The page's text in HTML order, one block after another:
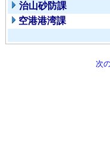
治山砂防課
空港港湾課
次